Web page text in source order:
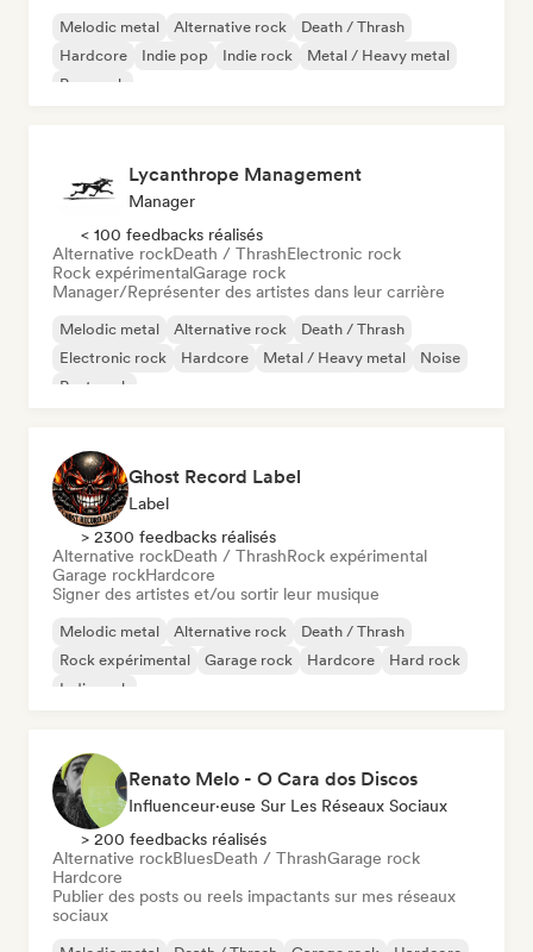
Melodic metal Alternative rock
Death / Thrash
Hardcore
Indie pop Indie rock
Metal / Heavy metal
Pop punk
Lycanthrope Management
Manager
< 100 feedbacks réalisés
Alternative rockDeath / ThrashElectronic rock
Rock expérimentalGarage rock
Manager/Représenter des artistes dans leur carrière
Melodic metal Alternative rock
Death / Thrash
Electronic rock
Hardcore Metal / Heavy metal
Noise
Post punk
Ghost Record Label
Label
> 2300 feedbacks réalisés
Alternative rockDeath / ThrashRock expérimental
Garage rockHardcore
Signer des artistes et/ou sortir leur musique
Melodic metal Alternative rock
Death / Thrash
Rock expérimental
Garage rock Hardcore
Hard rock
Indie rock
Renato Melo - O Cara dos Discos
Influenceur·euse Sur Les Réseaux Sociaux
> 200 feedbacks réalisés
Alternative rockBluesDeath / ThrashGarage rock
Hardcore
Publier des posts ou reels impactants sur mes réseaux
sociaux